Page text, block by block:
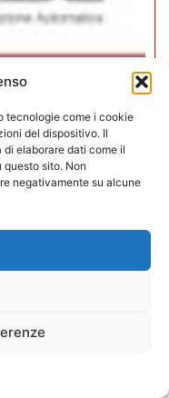
tecnologie come i cookie
del dispositivo. Il
elaborare dati come il
sito. Non
negativamente su alcune
di 4 nuovi